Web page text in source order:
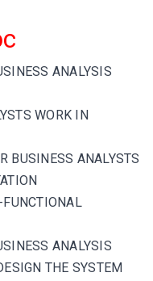
ANALYSIS
WORK IN
BUSINESS ANALYSTS
ANALYSIS
THE SYSTEM